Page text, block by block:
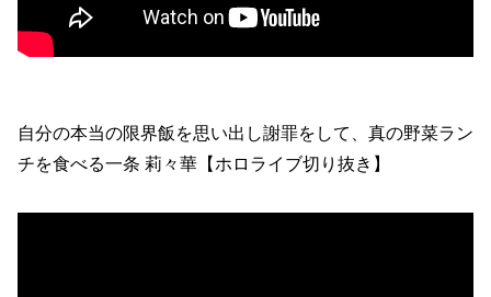
自分の本当の限界飯を思い出し謝罪をして、真の野菜ラン
チを食べる一条 莉々華【ホロライブ切り抜き】